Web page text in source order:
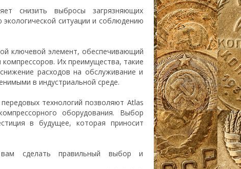
снизить выбросы загрязняющих
ситуации и соблюдению
ключевой элемент, обеспечивающий
Их преимущества, такие
расходов на обслуживание и
в индустриальной среде.
технологий позволяют Atlas
оборудования. Выбор
в будущее, которая приносит
сделать правильный выбор и